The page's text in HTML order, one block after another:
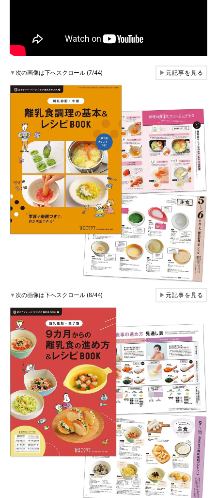
▼次の画像は下へスクロール (7/44) ▶元記事を見る
▼次の画像は下へスクロール (8/44) ▶元記事を見る